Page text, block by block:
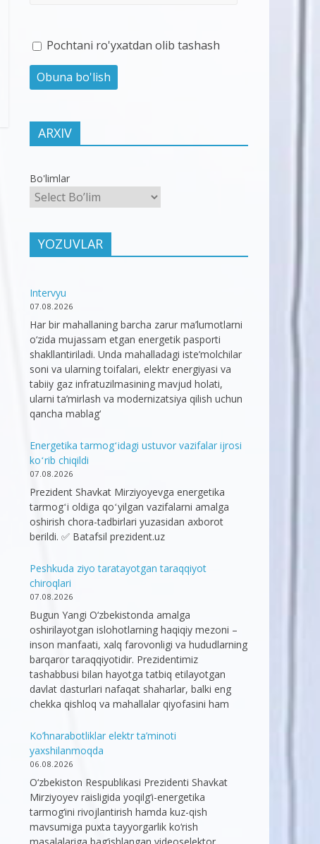
Pochtani ro'yxatdan olib tashash
ARXIV
Bo'limlar
YOZUVLAR
Intervyu
07.08.2026
Har bir mahallaning barcha zarur ma’lumotlarni
o‘zida mujassam etgan energetik pasporti
shakllantiriladi. Unda mahalladagi iste’molchilar
soni va ularning toifalari, elektr energiyasi va
tabiiy gaz infratuzilmasining mavjud holati,
ularni ta’mirlash va modernizatsiya qilish uchun
qancha mablag‘
Energetika tarmogʻidagi ustuvor vazifalar ijrosi
koʻrib chiqildi
07.08.2026
Prezident Shavkat Mirziyoyevga energetika
tarmogʻi oldiga qoʻyilgan vazifalarni amalga
oshirish chora-tadbirlari yuzasidan axborot
berildi. ✅ Batafsil prezident.uz
Peshkuda ziyo taratayotgan taraqqiyot
chiroqlari
07.08.2026
Bugun Yangi O‘zbekistonda amalga
oshirilayotgan islohotlarning haqiqiy mezoni –
inson manfaati, xalq farovonligi va hududlarning
barqaror taraqqiyotidir. Prezidentimiz
tashabbusi bilan hayotga tatbiq etilayotgan
davlat dasturlari nafaqat shaharlar, balki eng
chekka qishloq va mahallalar qiyofasini ham
Ko’hnarabotliklar elektr ta’minoti
yaxshilanmoqda
06.08.2026
O‘zbekiston Respublikasi Prezidenti Shavkat
Mirziyoyev raisligida yoqilg‘i-energetika
tarmog‘ini rivojlantirish hamda kuz-qish
mavsumiga puxta tayyorgarlik ko‘rish